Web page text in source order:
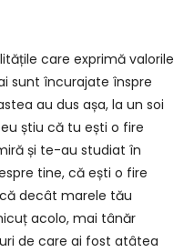
care exprimă valorile
sunt încurajate înspre
au dus așa, la un soi
știu că tu ești o fire
și te-au studiat în
tine, că ești o fire
decât marele tău
acolo, mai tânăr
de care ai fost atâtea